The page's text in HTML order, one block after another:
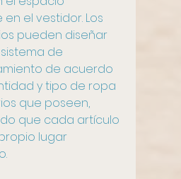
el vestidor. Los
pueden diseñar
de
de acuerdo
y tipo de ropa
que poseen,
que cada artículo
lugar